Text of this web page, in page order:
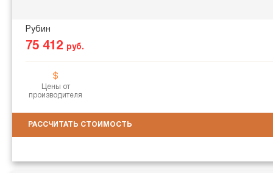
Рубин
75 412 руб.
Цены от
производителя
РАССЧИТАТЬ СТОИМОСТЬ